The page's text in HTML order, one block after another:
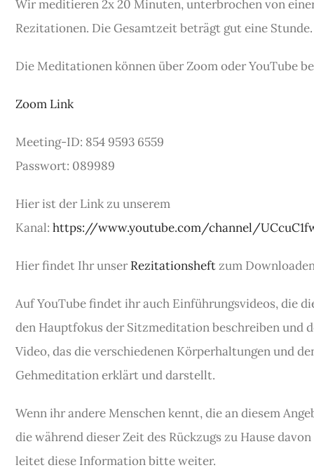
Wir meditieren 2x 20 Minuten, unterbrochen von
Rezitationen. Die Gesamtzeit beträgt gut eine Stunde.
Die Meditationen können über Zoom oder YouTube
Zoom Link
Meeting-ID: 854 9593 6559
Passwort: 089989
Hier ist der Link zu unserem
Kanal:https://www.youtube.com/channel/
Hier findet Ihr unser Rezitationsheftzum
Auf YouTube findet ihr auch Einführungsvideos, die
den Hauptfokus der Sitzmeditation beschreiben und
Video, das die verschiedenen Körperhaltungen und
Gehmeditation erklärt und darstellt.
Wenn ihr andere Menschen kennt, die an diesem
die während dieser Zeit des Rückzugs zu Hause
leitet diese Information bitte weiter.